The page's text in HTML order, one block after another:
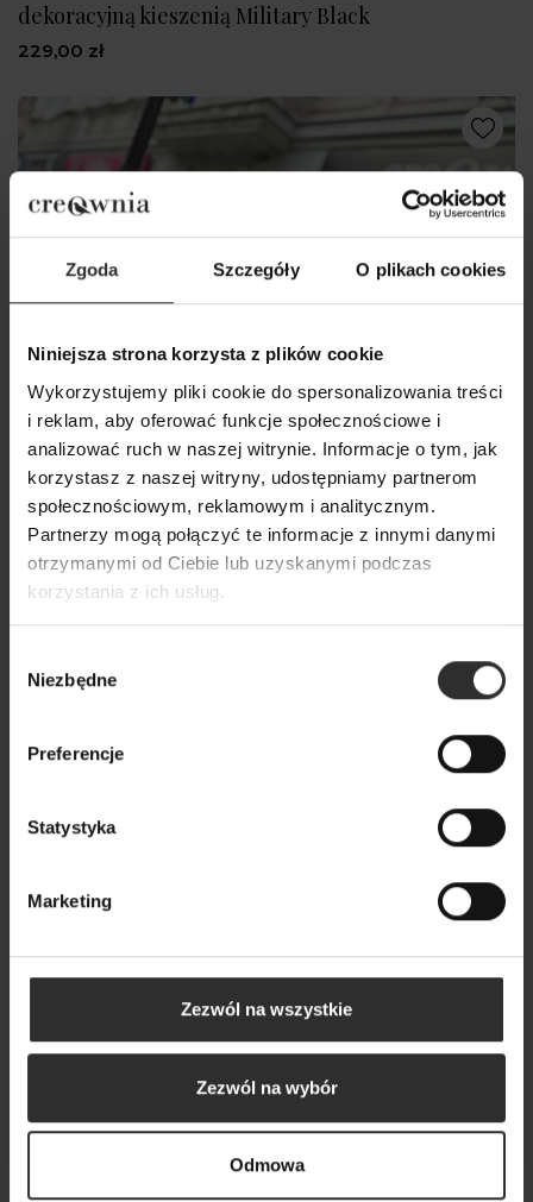
Zgoda Szczegóły O plikach cookies
Niniejsza strona korzysta z plików cookie
Wykorzystujemy pliki cookie do spersonalizowania treści
i reklam, aby oferować funkcje społecznościowe i
analizować ruch w naszej witrynie. Informacje o tym, jak
korzystasz z naszej witryny, udostępniamy partnerom
społecznościowym, reklamowym i analitycznym.
Partnerzy mogą połączyć te informacje z innymi danymi
otrzymanymi od Ciebie lub uzyskanymi podczas
korzystania z ich usług.
zgody
Niezbędne
Preferencje
Statystyka
Marketing
Zezwól na wszystkie
Zezwól na wybór
Odmowa
dekoracyjną kieszenią Military Black
229,00 zł
kolorze czarnym Black